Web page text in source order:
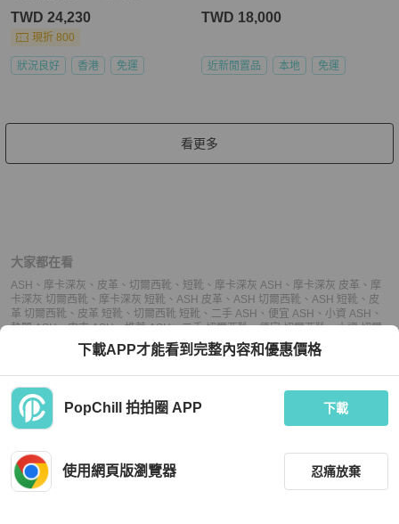
TWD 24,230
現折 800
狀況良好 香港 免運
TWD 18,000
近新閒置品 本地 免運
看更多
大家都在看
ASH 、 摩卡深灰 、 皮革 、 切爾西靴 、 短靴 、 摩卡深灰 ASH 、 摩卡深灰 皮革 、 摩
卡深灰 切爾西靴 、 摩卡深灰 短靴 、 ASH 皮革 、 ASH 切爾西靴 、 ASH 短靴 、 皮
革 切爾西靴 、 皮革 短靴 、 切爾西靴 短靴 、 二手 ASH 、 便宜 ASH 、 小資 ASH 、
熱門 ASH、中古 ASH、推薦 ASH、二手 切爾西靴、便宜 切爾西靴、小資 切爾
熱門 切爾西靴 、中古 切爾西靴、推薦 切爾西靴 、二手 短靴
熱門 短靴、 中古 短靴、推薦 短靴
下載APP才能看到完整內容和優惠價格
PopChill 拍拍圈 APP 下載
使用網頁版瀏覽器 忍痛放棄